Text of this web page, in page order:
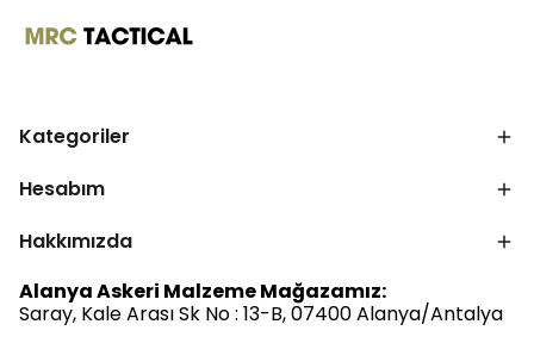
Kategoriler
Hesabım
Hakkımızda
Alanya Askeri Malzeme Mağazamız:
Saray, Kale Arası Sk No : 13-B, 07400 Alanya/Antalya